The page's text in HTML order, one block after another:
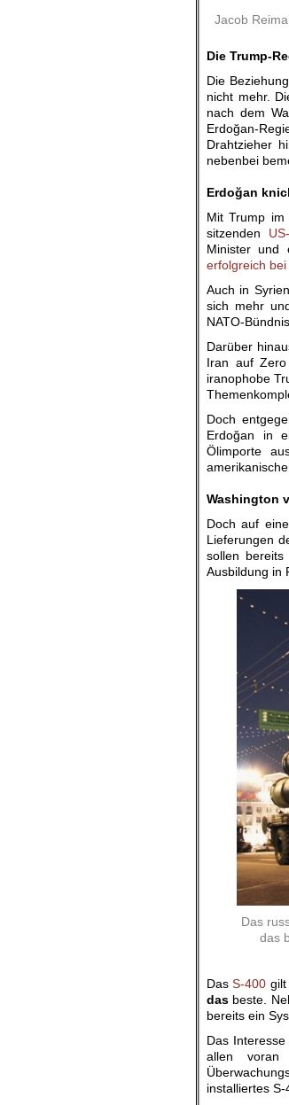
Jacob
Die Trump-
Die
nicht mehr.
nach dem
Erdoğan-
Drahtzieher
nebenbei
Erdoğan
Mit Trump
sitzenden
Minister und
erfolgreich
Auch in
sich mehr
NATO-
Darüber
Iran auf
iranophobe
Doch
Erdoğan in
Ölimporte
Washington
Doch auf
Lieferungen
sollen
Ausbildung in
Das
das
DasS-400 gilt
das beste.
bereits ein
Das
allen voran
installiertes